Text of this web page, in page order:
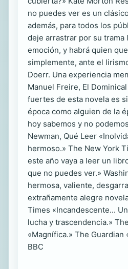
no puedes ver es un
además, para todos los
deje arrastrar por su trama
emoción, y habrá quien
simplemente, ante el
Doerr. Una experiencia
Manuel Freire, El
fuertes de esta novela es
época como alguien de la
hoy sabemos y no
Newman, Qué Leer
hermoso.» The New York
este año vaya a leer un
que no puedes ver.»
hermosa, valiente,
extrañamente alegre
Times «Incandescente...
lucha y trascendencia.»
«Magnífica.» The Guardian
BBC